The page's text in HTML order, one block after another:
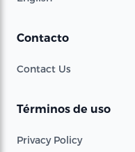
Contacto
Contact Us
Términos de uso
Privacy Policy